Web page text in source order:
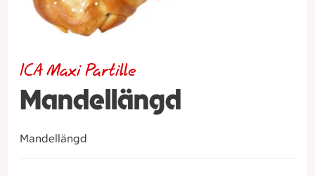
Mandellängd
ICA Maxi Partille
Mandellängd